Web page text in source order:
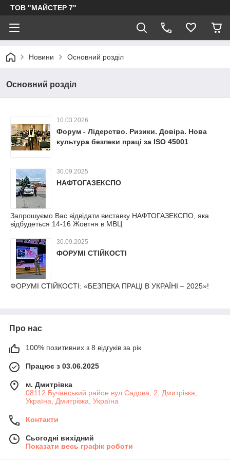
ТОВ "МАЙСТЕР 7"
Новини Основний розділ
Основний розділ
10.03.2026
Форум - Лідерство. Ризики. Довіра. Нова
культура безпеки праці за ISO 45001
30.09.2025
НАФТОГАЗЕКСПО
Запрошуємо Вас відвідати виставку НАФТОГАЗЕКСПО, яка
відбудеться 14-16 Жовтня в МВЦ
30.09.2025
ФОРУМІ СТІЙКОСТІ
ФОРУМІ СТІЙКОСТІ: «БЕЗПЕКА ПРАЦІ В УКРАЇНІ – 2025»!
Про нас
100% позитивних з 8 відгуків за рік
Працює з 03.06.2025
м. Дмитрiвка
08112 Бучанський район вул.Садова, 2, Дмитрівка,
Україна, Дмитрiвка, Україна
Контакти
Сьогодні вихідний
Показати весь графік роботи